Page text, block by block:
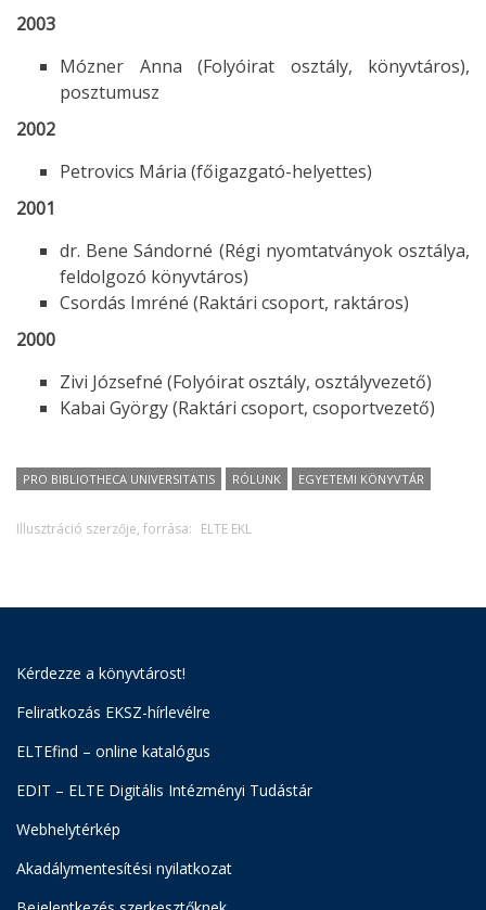
2003
Mózner Anna (Folyóirat osztály, könyvtáros),
posztumusz
2002
Petrovics Mária (főigazgató-helyettes)
2001
dr. Bene Sándorné (Régi nyomtatványok osztálya,
feldolgozó könyvtáros)
Csordás Imréné (Raktári csoport, raktáros)
2000
Zivi Józsefné (Folyóirat osztály, osztályvezető)
Kabai György (Raktári csoport, csoportvezető)
PRO BIBLIOTHECA UNIVERSITATIS RÓLUNK EGYETEMI KÖNYVTÁR
Illusztráció szerzője, forrása: ELTE EKL
Kérdezze a könyvtárost!
Feliratkozás EKSZ-hírlevélre
ELTEfind – online katalógus
EDIT – ELTE Digitális Intézményi Tudástár
Webhelytérkép
Akadálymentesítési nyilatkozat